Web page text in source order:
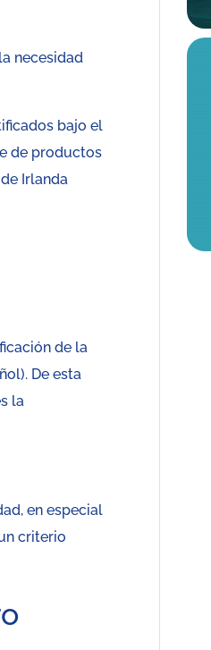
necesidad
bajo el
de productos
Irlanda
de la
De esta
la
en especial
criterio